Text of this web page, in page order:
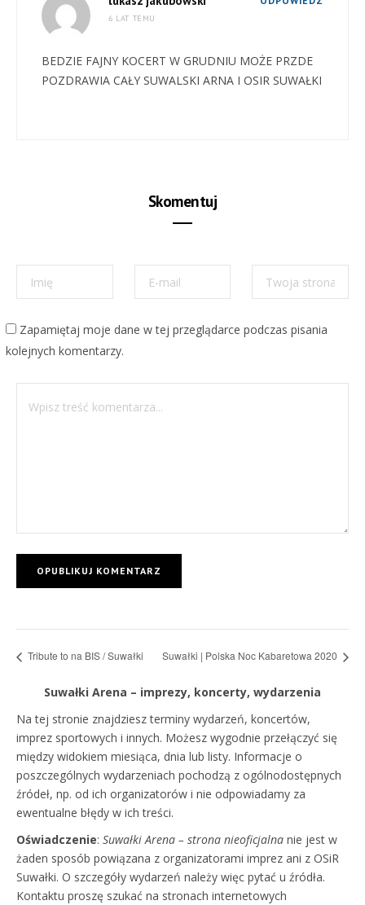
6 LAT TEMU
BEDZIE FAJNY KOCERT W GRUDNIU MOŻE PRZDE
POZDRAWIA CAŁY SUWALSKI ARNA I OSIR SUWAŁKI
Skomentuj
Zapamiętaj moje dane w tej przeglądarce podczas pisania
kolejnych komentarzy.
Tribute to na BIS / Suwałki Suwałki | Polska Noc Kabaretowa 2020
Suwałki Arena – imprezy, koncerty, wydarzenia
Na tej stronie znajdziesz terminy wydarzeń, koncertów,
imprez sportowych i innych. Możesz wygodnie przełączyć się
między widokiem miesiąca, dnia lub listy. Informacje o
poszczególnych wydarzeniach pochodzą z ogólnodostępnych
źródeł, np. od ich organizatorów i nie odpowiadamy za
ewentualne błędy w ich treści.
Oświadczenie: Suwałki Arena – strona nieoficjalna nie jest w
żaden sposób powiązana z organizatorami imprez ani z OSiR
Suwałki. O szczegóły wydarzeń należy więc pytać u źródła.
Kontaktu proszę szukać na stronach internetowych